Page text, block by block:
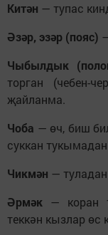
Китән — тупас
Әзәр, эзәр (пояс)
Чыбылдык
торган (чебен-
җайланма.
Чоба — өч, биш
суккан
Чикмән —
Әрмәк — коран
теккән кызлар өс